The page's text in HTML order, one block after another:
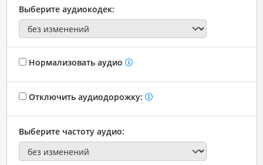
Выберите аудиокодек:
Нормализовать аудио
Отключить аудиодорожку:
Выберите частоту аудио: